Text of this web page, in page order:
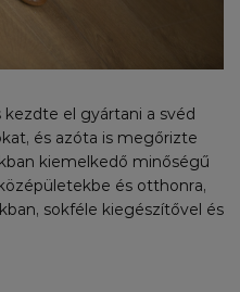
el gyártani a svéd
és azóta is megőrizte
kiemelkedő minőségű
és otthonra,
sokféle kiegészítővel és